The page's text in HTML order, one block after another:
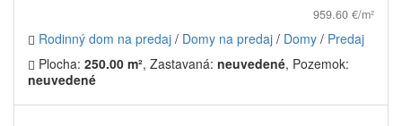
959.60 €/m²
Rodinný dom na predaj / Domy na predaj / Domy / Predaj
Plocha: 250.00 m², Zastavaná: neuvedené, Pozemok:
neuvedené